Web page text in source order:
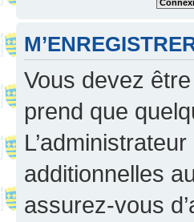
Vous devez
prend que
additionnelles
assurez-vous